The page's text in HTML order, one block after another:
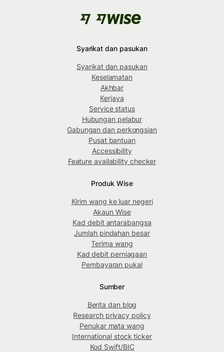
Syarikat dan pasukan
Syarikat dan pasukan
Keselamatan
Akhbar
Kerjaya
Service status
Hubungan pelabur
Gabungan dan perkongsian
Pusat bantuan
Accessibility
Feature availability checker
Produk Wise
Kirim wang ke luar negeri
Akaun Wise
Kad debit antarabangsa
Jumlah pindahan besar
Terima wang
Kad debit perniagaan
Pembayaran pukal
Sumber
Berita dan blog
Research privacy policy
Penukar mata wang
International stock ticker
Kod Swift/BIC